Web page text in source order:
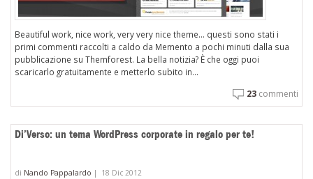
Beautiful work, nice work, very very nice theme… questi sono stati i
primi commenti raccolti a caldo da Memento a pochi minuti dalla sua
pubblicazione su Themforest. La bella notizia? È che oggi puoi
scaricarlo gratuitamente e metterlo subito in...
23 commenti
Di’Verso: un tema WordPress corporate in regalo per te!
di Nando Pappalardo | 18 Dic 2012